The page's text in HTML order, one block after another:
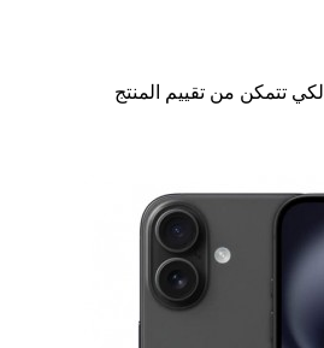
لكي تتمكن من تقييم المنتج